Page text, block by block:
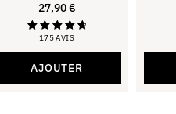
27,90€
175 AVIS
Note
AJOUTER